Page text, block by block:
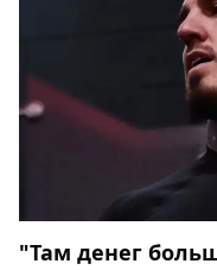
"Там денег